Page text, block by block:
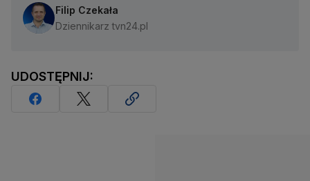
Filip Czekała
Dziennikarz tvn24.pl
UDOSTĘPNIJ: